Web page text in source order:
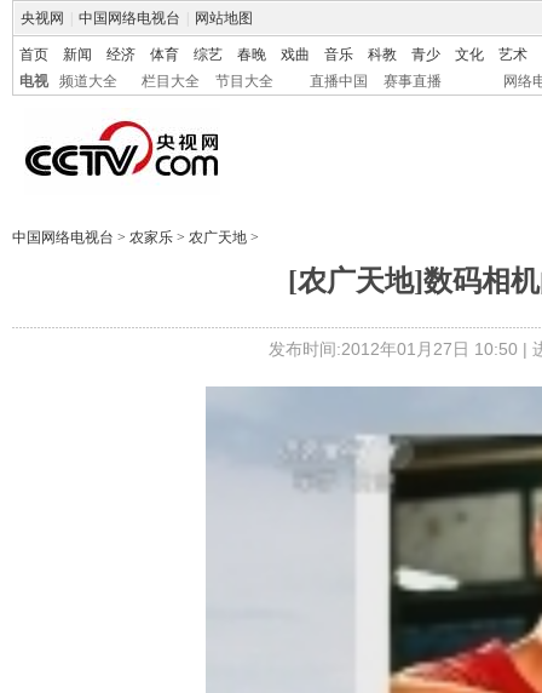
央视网 中国网络电视台 网站地图
首页 新闻 经济 体育 综艺 春晚 戏曲 音乐 科教 青少 文化
艺术
电视
频道大全 栏目大全 节目大全 直播中国 赛事直播 网络
中国网络电视台 > 农家乐 > 农广天地 >
[农广天地]数码相
发布时间:2012年01月27日 10:50 |